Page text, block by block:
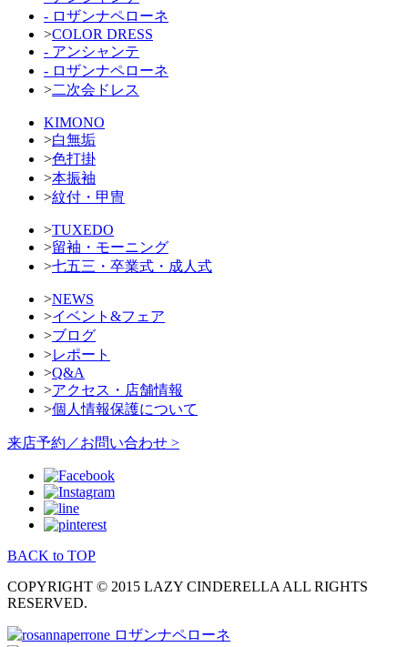
- ロザンナペローネ
>COLOR DRESS
- アンシャンテ
- ロザンナペローネ
>二次会ドレス
KIMONO
>白無垢
>色打掛
>本振袖
>紋付・甲冑
>TUXEDO
>留袖・モーニング
>七五三・卒業式・成人式
>NEWS
>イベント&フェア
>ブログ
>レポート
>Q&A
>アクセス・店舗情報
>個人情報保護について
来店予約／お問い合わせ >
BACK to TOP
COPYRIGHT © 2015 LAZY CINDERELLA ALL RIGHTS
RESERVED.